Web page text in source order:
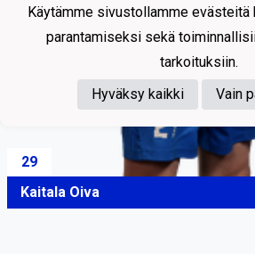
29
Kaitala Oiva
Käytämme sivustollamme
parantamiseksi sekä
tarkoituksiin.
Hyväksy kaikki
Vain